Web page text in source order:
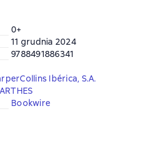
0+
11 grudnia 2024
9788491886341
Ibérica, S.A.
Bookwire